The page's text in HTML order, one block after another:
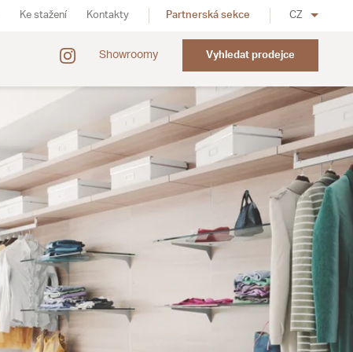
Showroomy Vyhledat prodejce
Ke stažení Kontakty Partnerská sekce CZ